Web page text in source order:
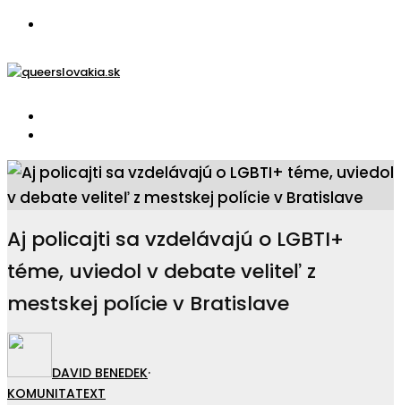
Aj policajti sa vzdelávajú o LGBTI+
téme, uviedol v debate veliteľ z
mestskej polície v Bratislave
DAVID BENEDEK·
KOMUNITATEXT